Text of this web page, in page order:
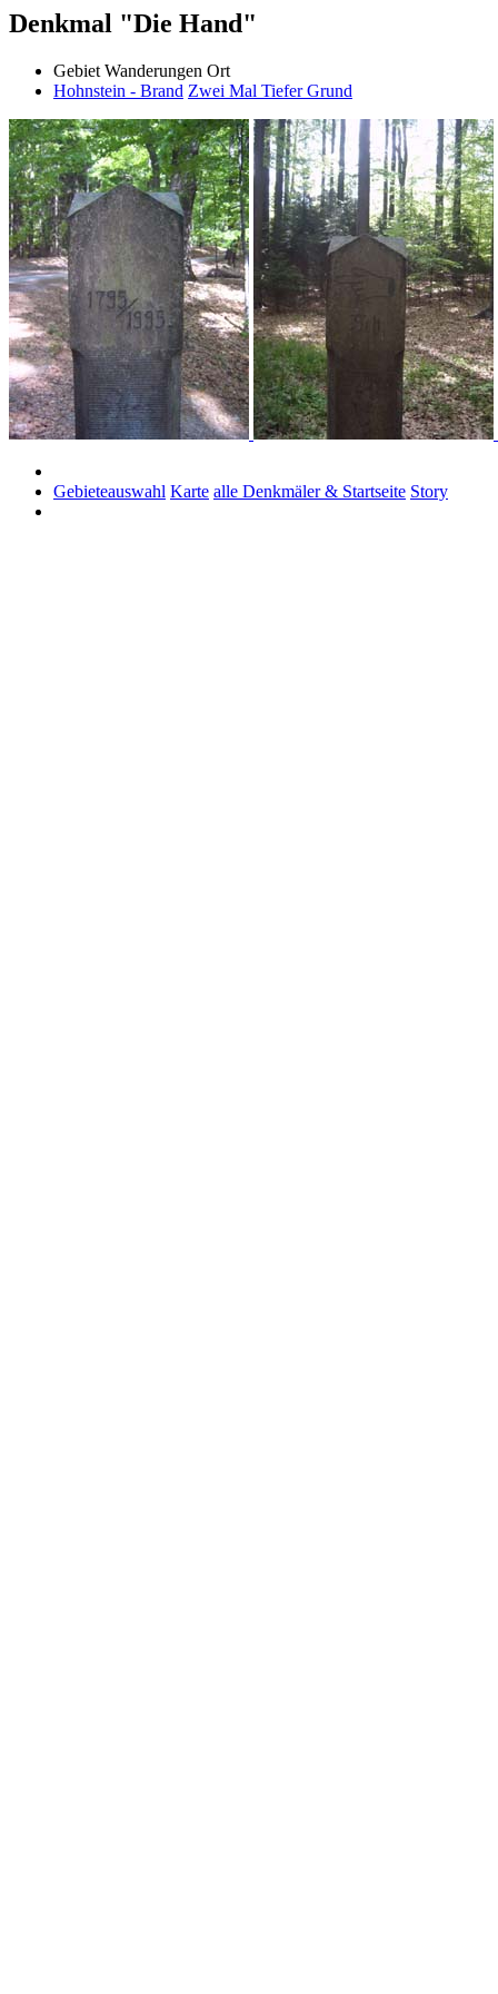
Denkmal "Die Hand"
Gebiet Wanderungen Ort
Hohnstein - Brand Zwei Mal Tiefer Grund
Gebieteauswahl Karte alle Denkmäler & Startseite Story